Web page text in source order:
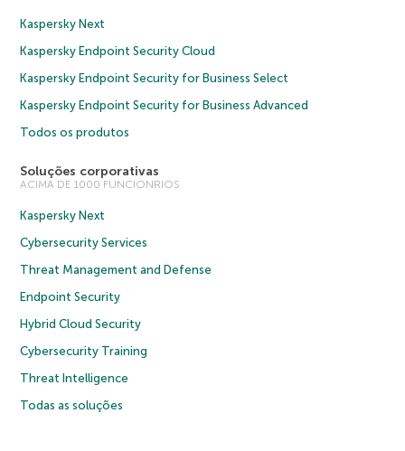
Kaspersky Next
Kaspersky Endpoint Security Cloud
Kaspersky Endpoint Security for Business Select
Kaspersky Endpoint Security for Business Advanced
Todos os produtos
Soluções corporativas
ACIMA DE 1000 FUNCIONRIOS
Kaspersky Next
Cybersecurity Services
Threat Management and Defense
Endpoint Security
Hybrid Cloud Security
Cybersecurity Training
Threat Intelligence
Todas as soluções